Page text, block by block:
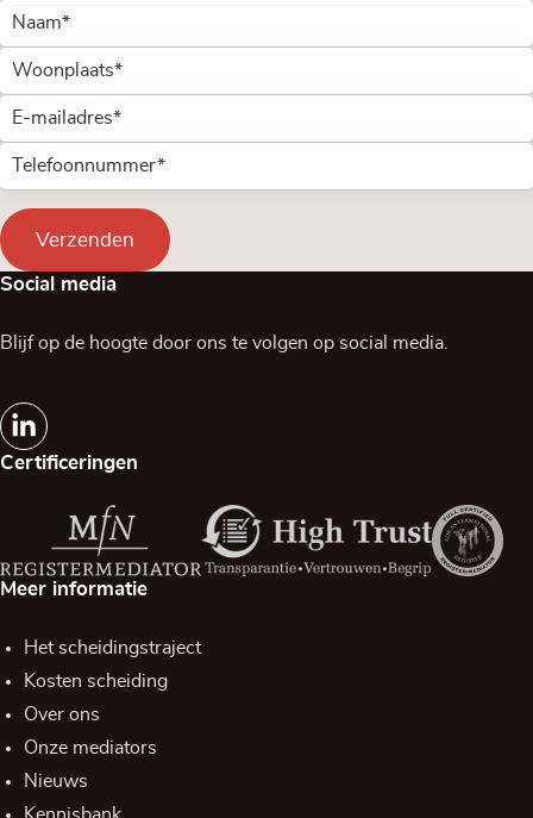
Verzenden
Social media
Blijf op de hoogte door ons te volgen op social media.
Certificeringen
Meer informatie
Het scheidingstraject
Kosten scheiding
Over ons
Onze mediators
Nieuws
Kennisbank